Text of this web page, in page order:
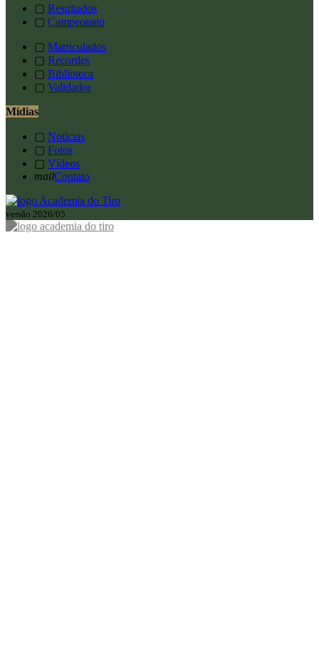
▢ Resultados
▢ Campeonato
▢ Matriculados
▢ Recordes
▢ Biblioteca
▢ Validador
Mídias
▢ Notícias
▢ Fotos
▢ Vídeos
mailContato
versão 2026/05